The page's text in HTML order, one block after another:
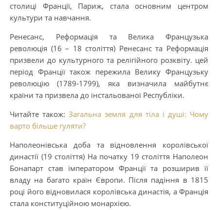
столиці Франції, Париж, стала основним центром
культури та навчання.
Ренесанс, Реформація та Велика Французька
революція (16 – 18 століття) Ренесанс та Реформація
призвели до культурного та релігійного розквіту. цей
період Франції також пережила Велику Французьку
революцію (1789-1799), яка визначила майбутнє
країни та призвела до інстальованої Республіки.
Читайте також:Загальна земля для тіла і душі: Чому
варто більше гуляти?
Наполеонівська доба та відновлення королівської
династії (19 століття) На початку 19 століття Наполеон
Бонапарт став імператором Франції та розширив її
владу на багато країн Європи. Після падіння в 1815
році його відновилася королівська династія, а Франція
стала конституційною монархією.